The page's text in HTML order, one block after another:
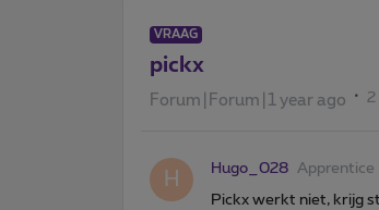
VRAAG
pickx
Forum|Forum|1 year ago 2
H Hugo_028 Apprentice
Pickx werkt niet, krijg